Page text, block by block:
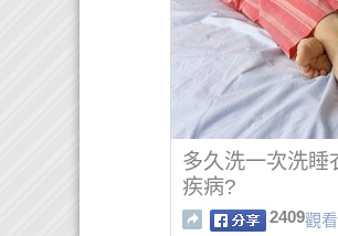
多久洗一次洗睡
疾病?
2409觀看